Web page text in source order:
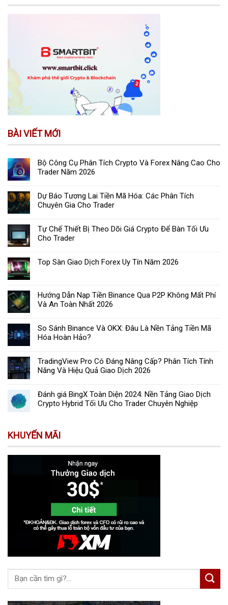
BÀI VIẾT MỚI
Bộ Công Cụ Phân Tích Crypto Và Forex Nâng Cao Cho
Trader Năm 2026
Dự Báo Tương Lai Tiền Mã Hóa: Các Phân Tích
Chuyên Gia Cho Trader
Tự Chế Thiết Bị Theo Dõi Giá Crypto Để Bàn Tối Ưu
Cho Trader
Top Sàn Giao Dịch Forex Uy Tín Năm 2026
Hướng Dẫn Nạp Tiền Binance Qua P2P Không Mất Phí
Và An Toàn Nhất 2026
So Sánh Binance Và OKX: Đâu Là Nền Tảng Tiền Mã
Hóa Hoàn Hảo?
TradingView Pro Có Đáng Nâng Cấp? Phân Tích Tính
Năng Và Hiệu Quả Giao Dịch 2026
Đánh giá BingX Toàn Diện 2024: Nền Tảng Giao Dịch
Crypto Hybrid Tối Ưu Cho Trader Chuyên Nghiệp
KHUYẾN MÃI